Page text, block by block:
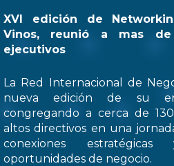
XVI edición de
Vinos, reunió a mas de
ejecutivos
La Red Internacional de
nueva edición de su
congregando a cerca de
altos directivos en una
conexiones
oportunidades de negocio.